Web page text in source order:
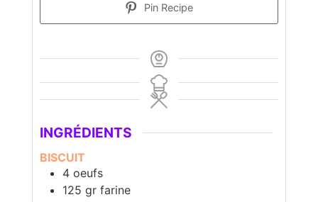
Pin Recipe
INGRÉDIENTS
BISCUIT
4 oeufs
125 gr farine